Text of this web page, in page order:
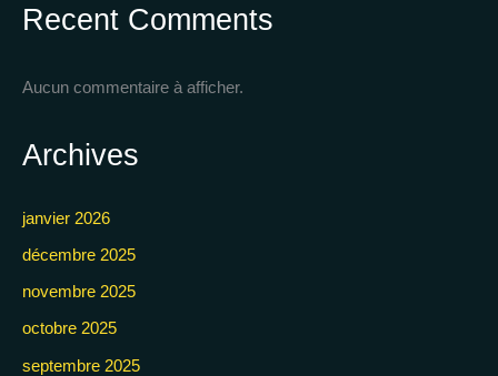
Recent Comments
Aucun commentaire à afficher.
Archives
janvier 2026
décembre 2025
novembre 2025
octobre 2025
septembre 2025